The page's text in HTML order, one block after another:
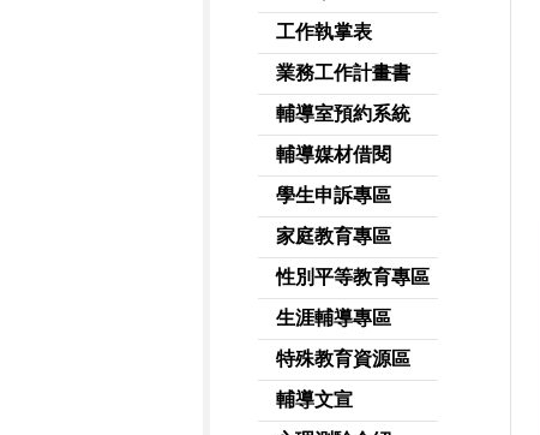
工作執掌表
業務工作計畫書
輔導室預約系統
輔導媒材借閱
學生申訴專區
家庭教育專區
性別平等教育專區
生涯輔導專區
特殊教育資源區
輔導文宣